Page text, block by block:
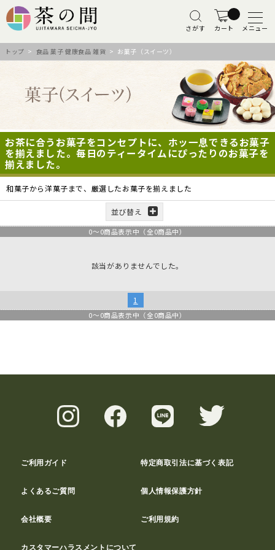
さがす カート メニュー
トップ > 食品 菓子 健康食品 雑貨 > お菓子（スイーツ）
お茶に合うお菓子をコンセプトに、ホッ一息できるお菓子
を揃えました。毎日のティータイムにぴったりのお菓子を
揃えました。
和菓子から洋菓子まで、厳選したお菓子を揃えました
並び替え
0～0商品表示中（全0商品中）
該当がありませんでした。
1
0～0商品表示中（全0商品中）
ご利用ガイド 特定商取引法に基づく表記
よくあるご質問 個人情報保護方針
会社概要 ご利用規約
カスタマーハラスメントについて